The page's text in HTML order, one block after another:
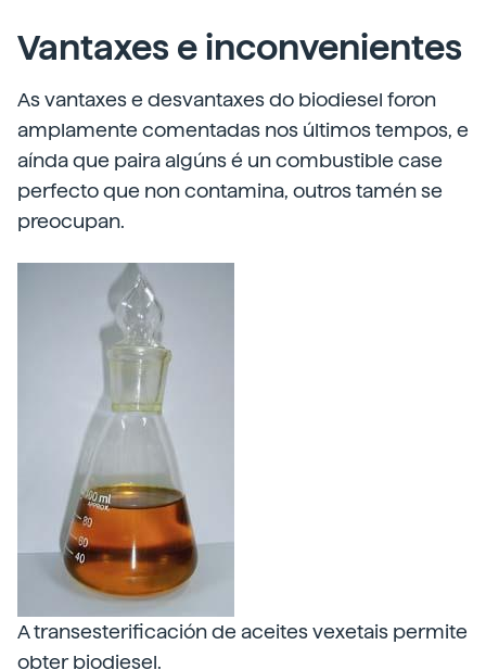
Vantaxes e inconvenientes
As vantaxes e desvantaxes do biodiesel foron
amplamente comentadas nos últimos tempos, e
aínda que paira algúns é un combustible case
perfecto que non contamina, outros tamén se
preocupan.
A transesterificación de aceites vexetais permite
obter biodiesel.